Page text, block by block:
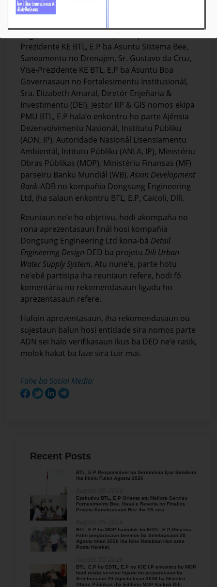
Díli, 17/10/2023. Prezidente Komisaun Ezekutiva
Prezidente KE BTL, E.P ba Asuntu Sistema Bee,
Saneamentu no Drenajen, Sr. Gustavo da Cruz,
Vise-Prezidente KE BTL, E.P ba Asuntu Boa
Governasaun no Fortalesimentu Institusionál,
Sra. Elizabeth Amaral, Diretór Enjeñaria &
Investimentu (DEI), Jestor RP & GIS nomos ekipa
PMU BTL, E.P hala’o enkontru ho parte Ajénsia
Dezenvolvimentu Nasionál, Institutu Públiku
(ADN, IP), Autoridade Nasionál Lisensiamentu
Ambientál, Intitutu Públiku (ANLA, IP), Ministériu
Obras Públikas (MOP), Ministériu Finansas (MF)
parseiru Banku Mundiál (WB),Asian Development
Bank-ADB no kompañia Dongsung Engineering
Ltd, iha salaun enkontru BTL, E.P, Caicoli, Díli.
Reuniaun ne’e ho objetivu, hodi akompaña no
rona aprezentasaun finál hosi kompañia
Dongsung Engineering Ltd kona-bá Detail
Engineering Design-DED ba projetu Dili Urban
Water Supply System. Atu nune’e, parte hotu
ne’ebé partisipa iha reuniaun refere, hodi fó
komentáriu no rekomendasaun ligadu ho
aprezentasaun refere.
Hafoin aprezentasaun, iha rekomendasaun ou
sujestaun balun hosi entidade sira nomos parte
ADN sei halo verifikasaun ikus ba DED ne’e rasik,
molok hakat ba faze sira tuir mai.
Fahe ba Sosial Media:
Recent Posts
BTL, E.P Responsável ba Seremónia Içar Bandeira
iha Inísiu Fulan Agostu 2026
Ezekutivu BTL, E.P Orienta atu Mellora Servisu
Fornesimentu Bee, Hasa’e Reseita no Finaliza
Projetu Kanalizasaun Bee iha PA sira
BTL, E.P ho MOP hamutuk ho EDTL, E.P,Observa
Fatin preparasaun beemos ba Selebrasaun 20
Agostu tinan 2026 iha foho Matabian Hun area
Postu Kelekai.
BTL, E.P ho EDTL, E.P no IGE I.P enkontru ho MOP
hodi relata servisu ligadu ho preparasaun ba
Selebrasaun 20 Agostu tinan 2026 ba Ministro
Obras Públikas iha Edifisiu MOP Kaikoli Dili.